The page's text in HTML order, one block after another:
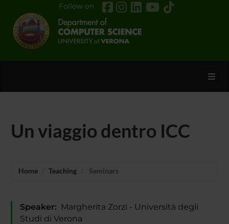
Follow on
Un viaggio dentro ICC
Home Teaching Seminars
Speaker: Margherita Zorzi - Università degli
Studi di Verona